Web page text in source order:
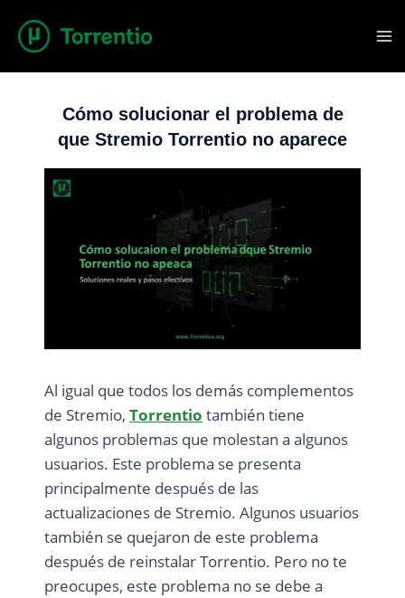
Cómo solucionar el problema de
que Stremio Torrentio no aparece
Al igual que todos los demás complementos
de Stremio, Torrentio también tiene
algunos problemas que molestan a algunos
usuarios. Este problema se presenta
principalmente después de las
actualizaciones de Stremio. Algunos usuarios
también se quejaron de este problema
después de reinstalar Torrentio. Pero no te
preocupes, este problema no se debe a